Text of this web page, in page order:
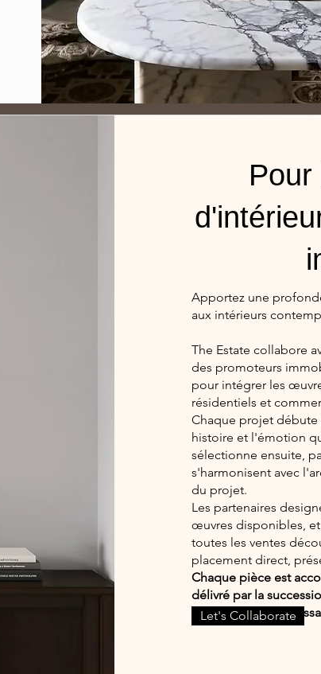
Apportez une
aux intérieurs
The Estate collabore
des promoteurs
pour intégrer les
résidentiels et
Chaque projet débute
histoire et l'émotion
sélectionne ensuite,
s'harmonisent avec
du projet.
Les partenaires
œuvres disponibles,
toutes les ventes
placement direct,
Chaque pièce est
délivré par la
provenance,
Let's Collaborate